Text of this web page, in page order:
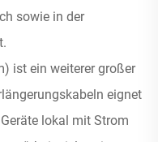
sowie in der
ist ein weiterer großer
eignet
lokal mit Strom